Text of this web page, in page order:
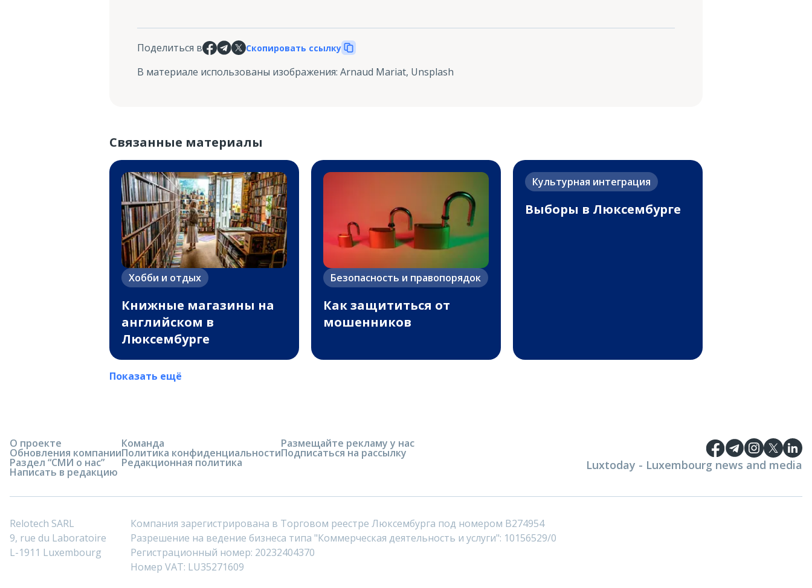
Поделиться в Скопировать ссылку
В материале использованы изображения: Arnaud Mariat, Unsplash
Связанные материалы
Хобби и отдых
Книжные магазины на
английском в
Люксембурге
Безопасность и правопорядок
Как защититься от
мошенников
Культурная интеграция
Выборы в Люксембурге
Показать ещё
О проекте
Обновления компании
Раздел “СМИ о нас”
Написать в редакцию
Команда
Политика конфиденциальности
Редакционная политика
Размещайте рекламу у нас
Подписаться на рассылку
Luxtoday - Luxembourg news and media
Relotech SARL
9, rue du Laboratoire
L-1911 Luxembourg
Компания зарегистрирована в Торговом реестре Люксембурга под номером B274954
Разрешение на ведение бизнеса типа "Коммерческая деятельность и услуги": 10156529/0
Регистрационный номер: 20232404370
Номер VAT: LU35271609